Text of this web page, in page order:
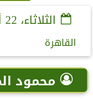
الثلاثاء، 22 أبريل 2025
القاهرة
محمود